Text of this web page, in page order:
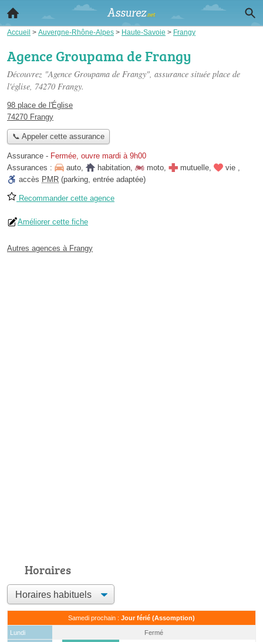
Accueil > Auvergne-Rhône-Alpes > Haute-Savoie > Frangy
Agence Groupama de Frangy
Découvrez "Agence Groupama de Frangy", assurance située place de
l'église, 74270 Frangy.
98 place de l'Église
74270 Frangy
📞 Appeler cette assurance
Assurance - Fermée, ouvre mardi à 9h00
Assurances :
auto, habitation, moto, mutuelle, vie ,
accès PMR (parking, entrée adaptée)
Recommander cette agence
Améliorer cette fiche
Autres agences à Frangy
Horaires
Samedi prochain : Jour férié (Assomption)
Lundi
Fermé